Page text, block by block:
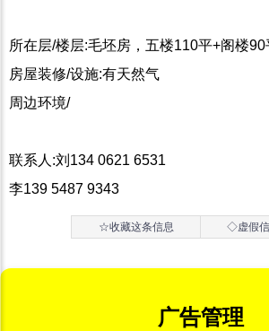
所在层/楼层:毛坯房，五楼110平+阁楼
房屋装修/设施:有天然气
周边环境/
联系人:刘134 0621 6531
李139 5487 9343
☆收藏这条信息 ◇虚假
广告管理